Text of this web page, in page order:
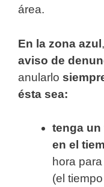
área.
En la zona azul
aviso de
anularlo
ésta sea:
tenga un
en el
hora
(el